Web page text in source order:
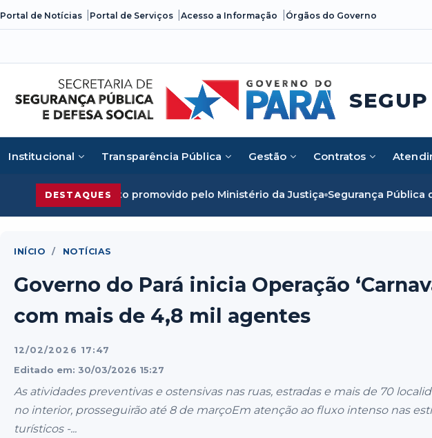
Portal de Notícias Portal de Serviços Acesso a Informação Órgãos do Governo
SEGUP
Institucional Transparência Pública Gestão Contratos
DESTAQUES
promovido pelo Ministério da Justiça Segurança Pública do Pará alcança
INÍCIO / NOTÍCIAS
Governo do Pará inicia Operação
com mais de 4,8 mil agentes
12/02/2026 17:47
Editado em: 30/03/2026 15:27
As atividades preventivas e ostensivas nas ruas, estradas e mais de 70
no interior, prosseguirão até 8 de marçoEm atenção ao fluxo intenso nas
turísticos -...